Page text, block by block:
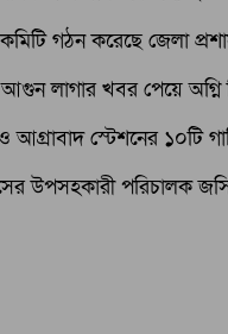
গঠন করেছে জেলা
লাগার খবর পেয়ে
ও আগ্রাবাদ স্টেশনের
উপসহকারী পরিচালক